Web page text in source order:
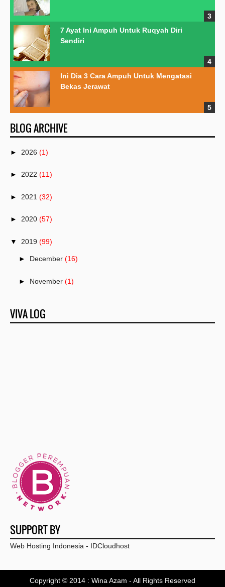
7 Ayat Ini Ampuh Untuk Ruqyah Diri
Sendiri
Ini Dia 3 Cara Ampuh Untuk Mengatasi
Bekas Jerawat
BLOG ARCHIVE
► 2026 (1)
► 2022 (11)
► 2021 (32)
► 2020 (57)
▼ 2019 (99)
► December (16)
► November (1)
Tips Pintar Bahasa Inggris Dengan Cepat Untuk Pemula
Ngga Cuma Enak Dimakan, Ternyata 5 Buah Ini Ampuh...
Sebel Punya Perut Buncit, Cobain 7 Tips Rahasia Pe...
Skincare Tepat Untuk Perawatan Dan Kecantikan Terb...
Hindari 6 Makanan Ini untuk Cegah Rambut Rontok
VIVA LOG
SUPPORT BY
Web Hosting Indonesia - IDCloudhost
Copyright © 2014 : Wina Azam - All Rights Reserved